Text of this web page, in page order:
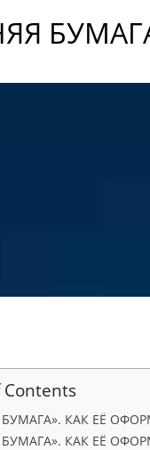
КАК ЕЁ
КАК ЕЁ